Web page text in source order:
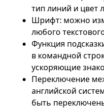
тип линий и цвет
Шрифт: можно
любого
Функция
в командной
ускоряющие
Переключение
английской
быть